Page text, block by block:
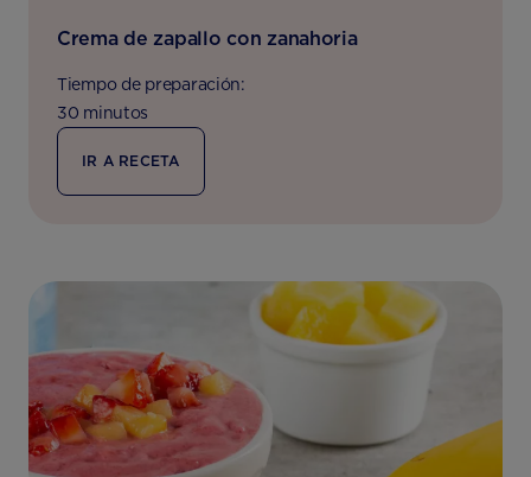
Crema de zapallo con zanahoria
Tiempo de preparación:
30 minutos
IR A RECETA